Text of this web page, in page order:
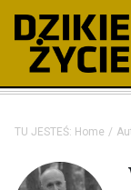
TU JESTEŚ: Home